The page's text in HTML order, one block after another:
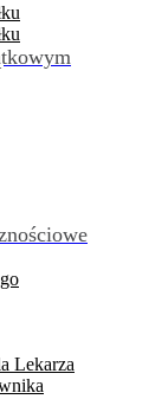
Lekarza